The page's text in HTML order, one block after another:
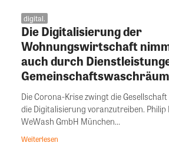
digital.
Die Digitalisierung der
Wohnungswirtschaft
auch durch
Die Corona-Krise zwingt die
die Digitalisierung voranzutreiben. Philip
WeWash GmbH München...
Weiterlesen